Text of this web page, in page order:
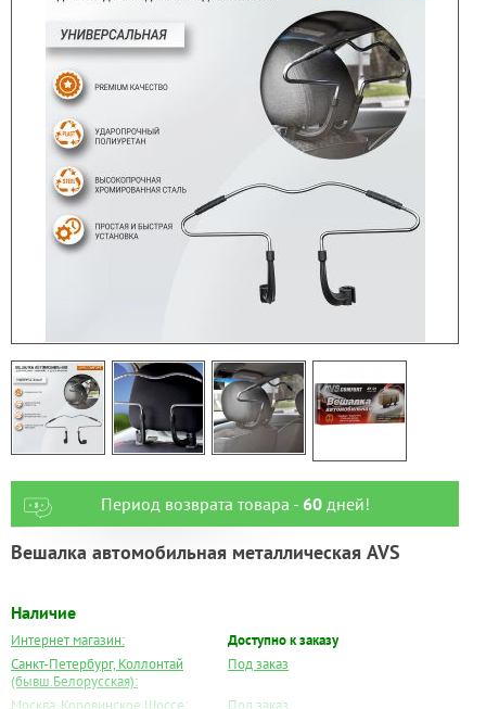
Период возврата товара - 60дней!
Вешалка автомобильная металлическая AVS
Наличие
Интернет магазин:
Доступно к заказу
Санкт-Петербург, Коллонтай
(бывш.Белорусская):
Под заказ
Москва, Коровинское Шоссе:
Под заказ